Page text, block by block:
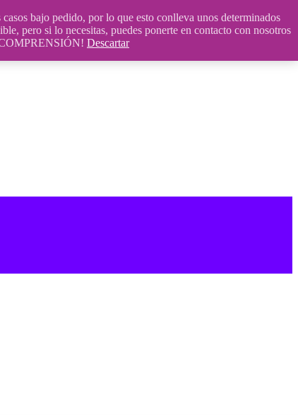
bajo pedido, por lo que esto conlleva unos determinados
pero si lo necesitas, puedes ponerte en contacto con nosotros
Descartar